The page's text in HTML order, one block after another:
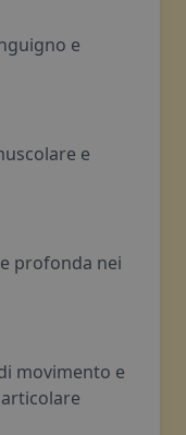
e
e
profonda nei
movimento e